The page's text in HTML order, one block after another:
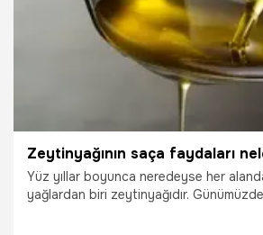
Yüz yıllar boyunca neredeyse her
yağlardan biri zeytinyağıdır.